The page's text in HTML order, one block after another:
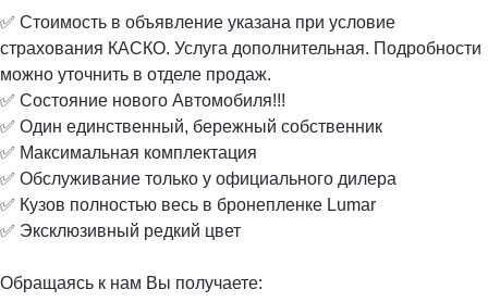
✅ Стоимость в объявление указана при условие
страхования КАСКО. Услуга дополнительная. Подробности
можно уточнить в отделе продаж.
✅ Состояние нового Автомобиля!!!
✅ Один единственный, бережный собственник
✅ Максимальная комплектация
✅ Обслуживание только у официального дилера
✅ Кузов полностью весь в бронепленке Lumar
✅ Эксклюзивный редкий цвет
Обращаясь к нам Вы получаете: